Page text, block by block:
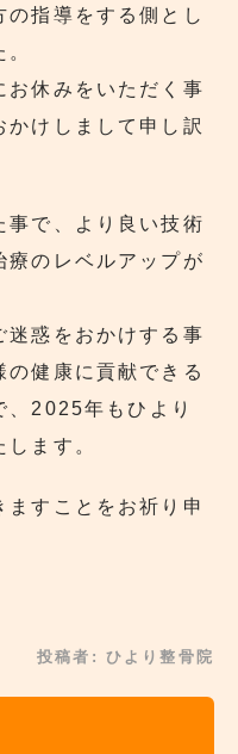
の指導をする側とし
お休みをいただく事
けしまして申し訳
事で、より良い技術
療のレベルアップが
迷惑をおかけする事
健康に貢献できる
、2025年もひより
ます。
すことをお祈り申
投稿者: ひより整骨院